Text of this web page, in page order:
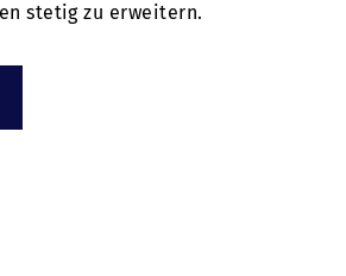
stetig zu erweitern.